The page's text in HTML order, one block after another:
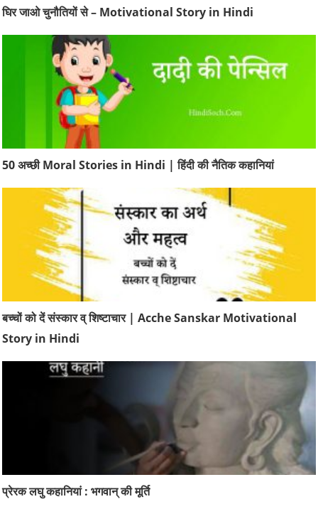
घिर जाओ चुनौतियों से – Motivational Story in Hindi
50 अच्छी Moral Stories in Hindi | हिंदी की नैतिक कहानियां
बच्चों को दें संस्कार व् शिष्टाचार | Acche Sanskar Motivational
Story in Hindi
प्रेरक लघु कहानियां : भगवान् की मूर्ति